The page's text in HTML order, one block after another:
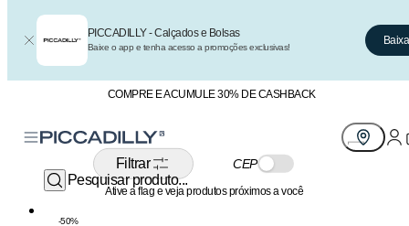
PICCADILLY - Calçados e Bolsas
Baixe o app e tenha acesso a promoções exclusivas!
COMPRE E ACUMULE 30% DE CASHBACK
Noivas
Filtrar CEP
Ative a flag e veja produtos próximos a você
16 produtos
-50%